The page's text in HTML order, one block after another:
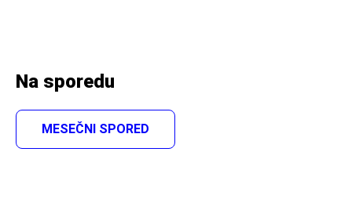
Na sporedu
MESEČNI SPORED